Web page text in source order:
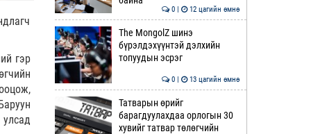
гэр
0 | 12 цагийн өмнө
The MongolZ шинэ
бүрэлдэхүүнтэй дэлхийн
топуудын эсрэг
0 | 13 цагийн өмнө
Татварын өрийг
барагдуулахдаа орлогын 30
хувийг татвар төлөгчийн